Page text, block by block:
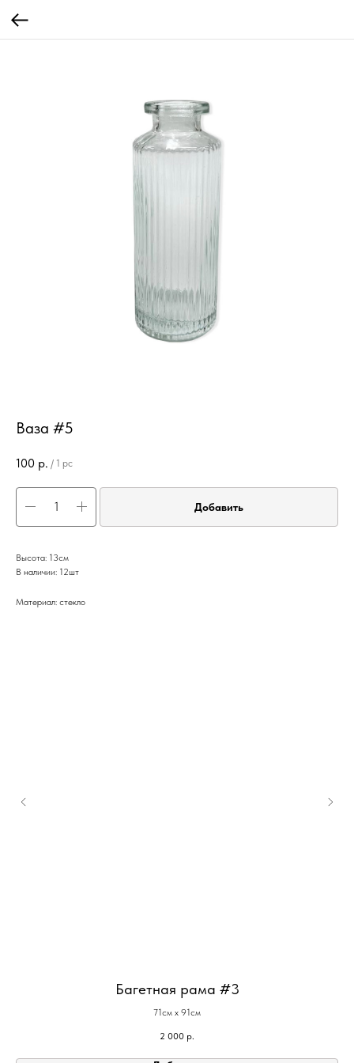
Ваза #5
100 р. / 1 pc
Добавить
Высота: 13см
В наличии: 12шт
Материал: стекло
Багетная рама #3
71см х 91см
2 000 р.